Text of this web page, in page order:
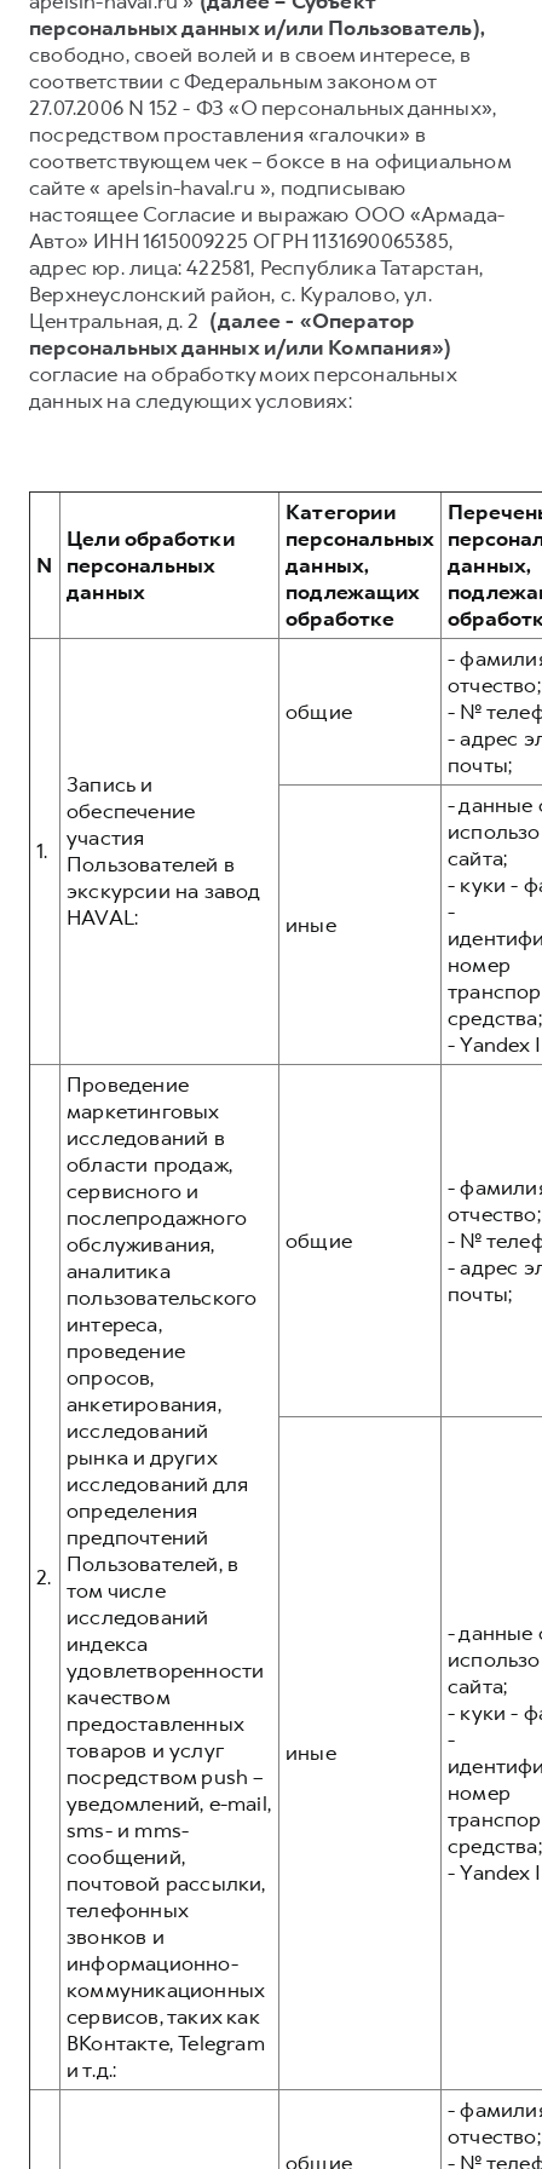
DARGO
от 3 199 000 ₽
DARGO X
от 3 499 000 ₽
F7
от 2 899 000 ₽
F7X
от 3 599 000 ₽
POER
Тест-драйв
Трейд-ин
КРЕДИТ И СТРАХОВАНИЕ
Кредитный калькулятор
Страхование
Кредит
КОРПОРАТИВНЫМ КЛИЕНТАМ
Для малого бизнеса
Система управления автопарком GWM Fleet
Сервис для корпоративных клиентов
HAVAL Лизинг
Автомобильные аксессуары
Коллекция Базовая
Коллекция Детская
СЕРВИСНОЕ ОБСЛУЖИВАНИЕ
Нулевое ТО
Программа «Помощь на дороге»
Регламенты технического обслуживания
Электронный ПТС
ПОДДЕРЖКА
GWM Безопасность
Гарантия HAVAL
Мобильное приложение GWM
АКСЕССУАРЫ HAVAL
Автомобильные аксессуары
О дилере
Наша команда
Контакты
персональных данных и/или Пользователь),
свободно, своей волей и в своем интересе, в
соответствии с Федеральным законом от
27.07.2006 N 152 - ФЗ «О персональных данных»,
посредством проставления «галочки» в
соответствующем чек – боксе в на официальном
сайте « apelsin-haval.ru », подписываю
настоящее Согласие и выражаю ООО «Армада-
Авто» ИНН 1615009225 ОГРН 1131690065385,
адрес юр. лица: 422581, Республика Татарстан,
Верхнеуслонский район, с. Куралово, ул.
Центральная, д. 2 (далее - «Оператор
персональных данных и/или Компания»)
согласие на обработку моих персональных
данных на следующих условиях:
N
Цели обработки
персональных
данных
Категории
персональных
данных,
подлежащих
обработке
данных,
1.
Запись и
обеспечение
участия
Пользователей в
экскурсии на завод
HAVAL:
общие
-
отчество;
- №
- адрес
почты;
иные
- данные
сайта;
- куки -
-
номер
средства;
- Yandex
2.
Проведение
маркетинговых
исследований в
области продаж,
сервисного и
послепродажного
обслуживания,
аналитика
пользовательского
интереса,
проведение
опросов,
анкетирования,
исследований
рынка и других
исследований для
определения
предпочтений
Пользователей, в
том числе
исследований
индекса
удовлетворенности
качеством
предоставленных
товаров и услуг
посредством push –
уведомлений, e-mail,
sms- и mms-
сообщений,
почтовой рассылки,
телефонных
звонков и
информационно-
коммуникационных
сервисов, таких как
ВКонтакте, Telegram
и т.д.:
общие
-
отчество;
- №
- адрес
почты;
иные
- данные
сайта;
- куки -
-
номер
средства;
- Yandex
общие
-
отчество;
- №